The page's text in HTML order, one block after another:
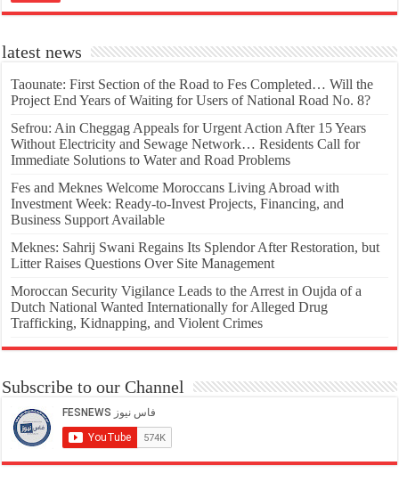
latest news
Taounate: First Section of the Road to Fes Completed… Will the
Project End Years of Waiting for Users of National Road No. 8?
Sefrou: Ain Cheggag Appeals for Urgent Action After 15 Years
Without Electricity and Sewage Network… Residents Call for
Immediate Solutions to Water and Road Problems
Fes and Meknes Welcome Moroccans Living Abroad with
Investment Week: Ready-to-Invest Projects, Financing, and
Business Support Available
Meknes: Sahrij Swani Regains Its Splendor After Restoration, but
Litter Raises Questions Over Site Management
Moroccan Security Vigilance Leads to the Arrest in Oujda of a
Dutch National Wanted Internationally for Alleged Drug
Trafficking, Kidnapping, and Violent Crimes
Subscribe to our Channel